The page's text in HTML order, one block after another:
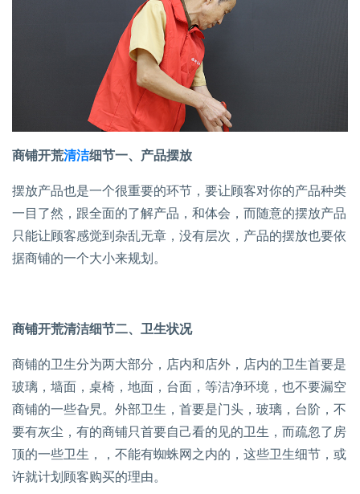
商铺开荒清洁细节一、产品摆放
摆放产品也是一个很重要的环节，要让顾客对你的产品种类
一目了然，跟全面的了解产品，和体会，而随意的摆放产品
只能让顾客感觉到杂乱无章，没有层次，产品的摆放也要依
据商铺的一个大小来规划。
商铺开荒清洁细节二、卫生状况
商铺的卫生分为两大部分，店内和店外，店内的卫生首要是
玻璃，墙面，桌椅，地面，台面，等洁净环境，也不要漏空
商铺的一些旮旯。外部卫生，首要是门头，玻璃，台阶，不
要有灰尘，有的商铺只首要自己看的见的卫生，而疏忽了房
顶的一些卫生，，不能有蜘蛛网之内的，这些卫生细节，或
许就计划顾客购买的理由。